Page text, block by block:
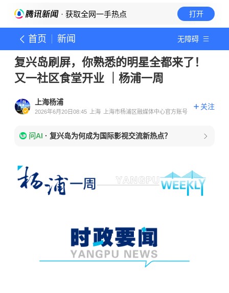
· 获取全网一手热点 打开
首页 新闻 无障碍
复兴岛刷屏，你熟悉的明星全都来了！
又一社区食堂开业 ｜杨浦一周
上海杨浦
2026年6月20日08:45 上海 上海市杨浦区融媒体中心官方账号
关注
问AI · 复兴岛为何成为国际影视交流新热点？